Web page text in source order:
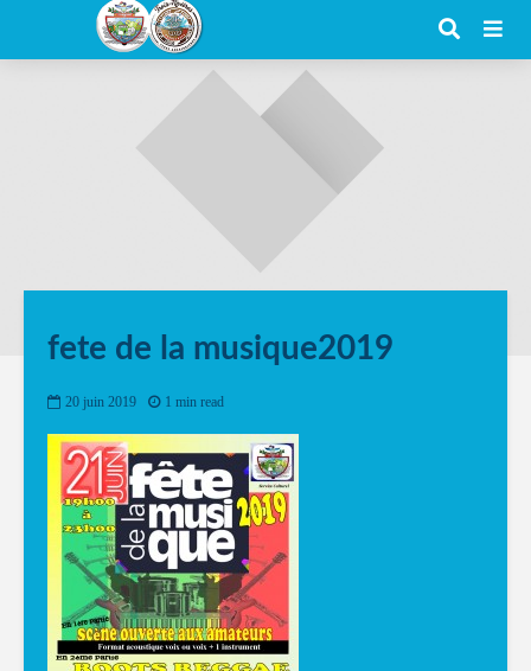
fete de la musique2019
20 juin 2019 1 min read